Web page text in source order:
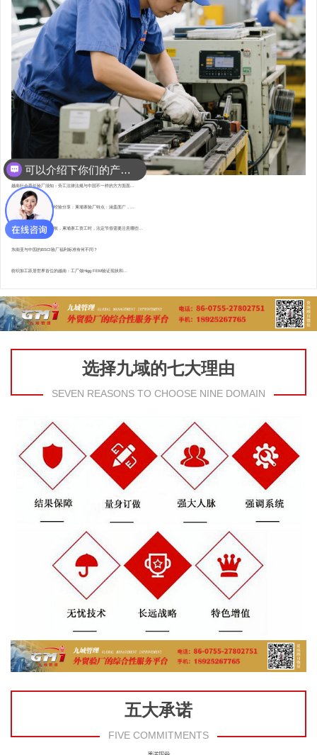
越南社会责任验厂须知：劳工法律法规与中国不一样的方方面面...
东南亚资深验厂顾问的经验分享：柬埔寨验厂特点 : 涵盖面广，...
直赴柬埔寨，为验厂护航，柬埔寨工资工时，法定节假需要注意哪些...
东南亚与中国的BSCI验厂福利标准有何不同？
纺织加工跃居世界首位的越南：工厂做Higg FEM验证现状和...
选择九域的七大理由
SEVEN REASONS TO CHOOSE NINE DOMAIN
五大承诺
FIVE COMMITMENTS